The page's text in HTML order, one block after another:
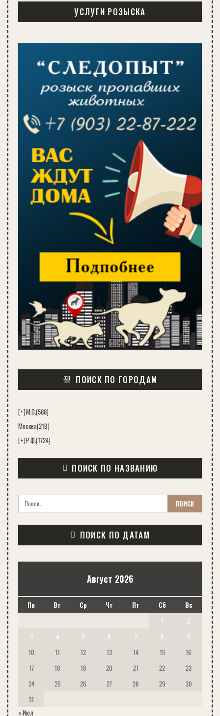
УСЛУГИ РОЗЫСКА
ПОИСК ПО ГОРОДАМ
[+]М.О.(588)
Москва(219)
[+]Р.Ф.(1724)
ПОИСК ПО НАЗВАНИЮ
ПОИСК ПО ДАТАМ
Август 2026
Пн Вт Ср Чт Пт Сб
Вс
1
2
3
4 5 6 7 8
9
10
11 12 13 14 15
16
17
18 19 20 21 22
23
24
25 26 27 28 29
30
31
« Июл